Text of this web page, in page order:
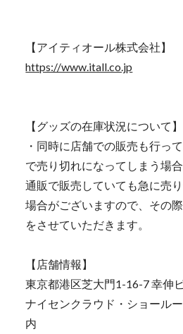
【アイティオール株式会社】
https://www.itall.co.jp
【グッズの在庫状況について】
・同時に店舗での販売も行っ
で売り切れになってしまう場
通販で販売していても急に売
場合がございますので、その
をさせていただきます。
【店舗情報】
東京都港区芝大門1-16-7 幸伸
ナイセンクラウド・ショール
内